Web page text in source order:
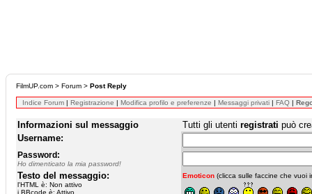
FilmUP.com > Forum > Post Reply
Indice Forum | Registrazione | Modifica profilo e preferenze | Messaggi privati | FAQ |
Informazioni sul messaggio Tutti gli utenti registrati può
Username:
Password:
Ho dimenticato la mia password!
Testo del messaggio:
l'HTML è: Non attivo
i BBcode è: Attivo
Emoticon (clicca sulle faccine che vuoi